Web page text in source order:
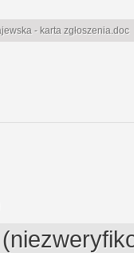
- karta zgłoszenia.doc